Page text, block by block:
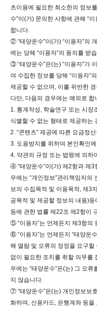
츠이용에 필요한 최소한의 정보
수”이(가) 문의한 사항에 관해 “
합니다.
② “태양운수”이(가) “이용자”의
에는 당해 “이용자”의 동의를 받
③ “태양운수”은(는) “이용자”가
여 수집한 정보를 당해 “이용자”
제공할 수 없으며, 이를 위반한
다만, 다음의 경우에는 예외로 합
1. 통계작성, 학술연구 또는 시장
식별할 수 없는 형태로 제공하는
2. “콘텐츠” 제공에 따른 요금정
3. 도용방지를 위하여 본인확인
4. 약관의 규정 또는 법령에 의하
④ “태양운수”이(가) 제2항과 제3
우에는 “개인정보”관리책임자의
보의 수집목적 및 이용목적, 제3
공목적 및 제공할 정보의 내용)
등에 관한 법률 제22조 제2항이
⑤ “이용자”는 언제든지 제3항의
⑥ “이용자”는 언제든지 “태양운
해 열람 및 오류의 정정을 요구할
없이 필요한 조치를 취할 의무를
우에는 “태양운수”은(는) 그 오
지 않습니다.
⑦ “태양운수”은(는) 개인정보보
화하며, 신용카드, 은행계좌 등을